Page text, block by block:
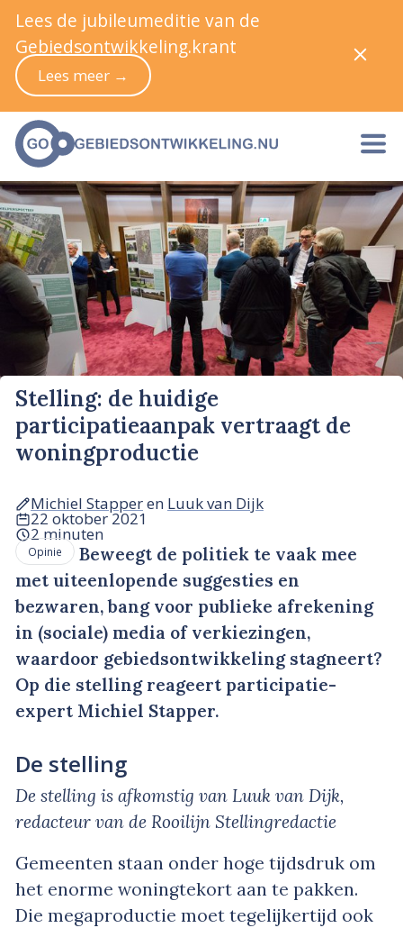
Stelling: de huidige
participatieaanpak vertraagt de
woningproductie
Michiel Stapperen Luuk van Dijk
22 oktober 2021
2 minuten
Opinie
Beweegt de politiek te vaak mee
met uiteenlopende suggesties en
bezwaren, bang voor publieke afrekening
in (sociale) media of verkiezingen,
waardoor gebiedsontwikkeling stagneert?
Op die stelling reageert participatie-
expert Michiel Stapper.
De stelling
De stelling is afkomstig van Luuk van Dijk,
redacteur van de Rooilijn Stellingredactie
Gemeenten staan onder hoge tijdsdruk om
het enorme woningtekort aan te pakken.
Die megaproductie moet tegelijkertijd ook
Lees de jubileumeditie van de
Gebiedsontwikkeling.krant
Lees meer →